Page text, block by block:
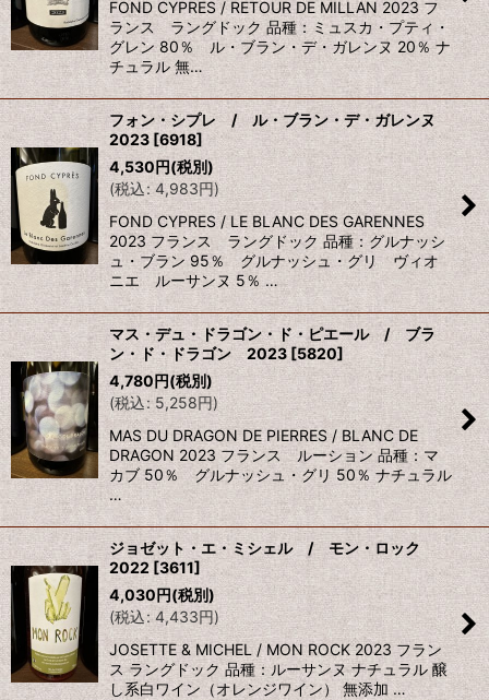
FOND CYPRES / RETOUR DE MILLAN 2023 フ
ランス ラングドック 品種：ミュスカ・プティ・
グレン 80％ ル・ブラン・デ・ガレンヌ 20％ ナ
チュラル 無…
フォン・シプレ / ル・ブラン・デ・ガレンヌ
2023[6918]
4,530円(税別)
(税込: 4,983円)
FOND CYPRES / LE BLANC DES GARENNES
2023 フランス ラングドック 品種：グルナッシ
ュ・ブラン 95％ グルナッシュ・グリ ヴィオ
ニエ ルーサンヌ 5％ …
マス・デュ・ドラゴン・ド・ピエール / ブラ
ン・ド・ドラゴン 2023 [5820]
4,780円(税別)
(税込: 5,258円)
MAS DU DRAGON DE PIERRES / BLANC DE
DRAGON 2023 フランス ルーション 品種：マ
カブ 50％ グルナッシュ・グリ 50％ ナチュラル
…
ジョゼット・エ・ミシェル / モン・ロック
2022 [3611]
4,030円(税別)
(税込: 4,433円)
JOSETTE & MICHEL / MON ROCK 2023 フラン
ス ラングドック 品種：ルーサンヌ ナチュラル 醸
し系白ワイン（オレンジワイン） 無添加 …